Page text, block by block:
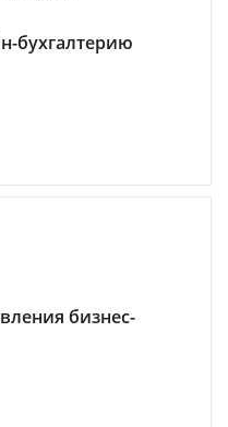
бухгалтерию
бизнес-